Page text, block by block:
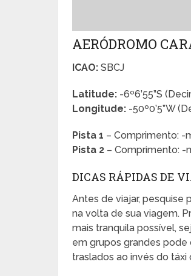
AERÓDROMO
ICAO: SBCJ
Latitude: -6º6’55”S
Longitude: -50º0’5”W
Pista 1 – Comprimento: -
Pista 2 – Comprimento: -
DICAS RÁPIDAS DE
Antes de viajar, pesquise
na volta de sua viagem.
mais tranquila possível,
em grupos grandes
traslados ao invés do táxi